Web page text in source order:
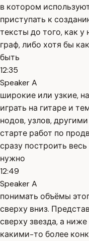
в котором
приступать к
тексты до того, как у
граф, либо хотя бы
быть
12:35
Speaker A
широкие или узкие,
играть на гитаре и
нодов, узлов,
старте работ по
сразу построить
нужно
12:49
Speaker A
понимать объёмы
сверху вниз.
сверху звезда, а
какими-то более